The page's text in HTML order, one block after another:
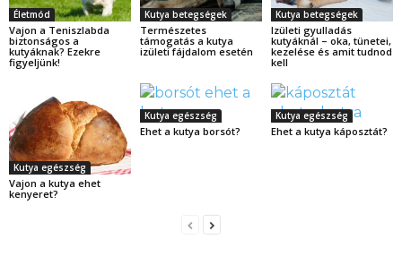
Életmód
Vajon a Teniszlabda
biztonságos a
kutyáknak? Ezekre
figyeljünk!
Kutya betegségek
Természetes
támogatás a kutya
izületi fájdalom esetén
Kutya betegségek
Izületi gyulladás
kutyáknál – oka, tünetei,
kezelése és amit tudnod
kell
Kutya egészség
Vajon a kutya ehet
kenyeret?
Kutya egészség
Ehet a kutya borsót?
Kutya egészség
Ehet a kutya káposztát?